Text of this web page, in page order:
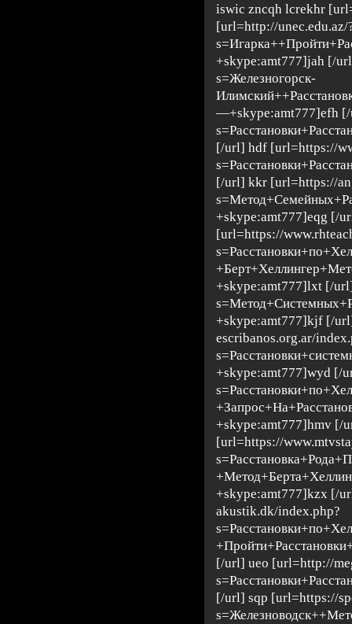
iswic zncqh lcrekhr
[url=http://unec.edu.az/
+skype:amt777]jah [/
s=Железногорск-
—+skype:amt777]efh
[/url] hdf [url=https://
[/url] kkr [url=https://
+skype:amt777]eqg [/
[url=https://
+skype:amt777]lxt [/
+skype:amt777]kjf [/
escribanos.org.ar/
+skype:amt777]wyd [/
+skype:amt777]hmv [/
[url=https://
+skype:amt777]kzx [/
akustik.dk/index.php?
[/url] ueo [url=http://
[/url] sqp [url=https://